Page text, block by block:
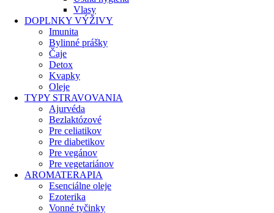
Vlasy
DOPLNKY VÝŽIVY
Imunita
Bylinné prášky
Čaje
Detox
Kvapky
Oleje
TYPY STRAVOVANIA
Ajurvéda
Bezlaktózové
Pre celiatikov
Pre diabetikov
Pre vegánov
Pre vegetariánov
AROMATERAPIA
Esenciálne oleje
Ezoterika
Vonné tyčinky